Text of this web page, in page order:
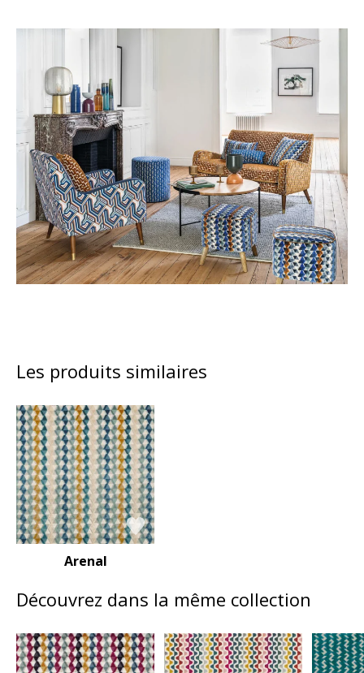
Les produits similaires
Arenal
Découvrez dans la même collection